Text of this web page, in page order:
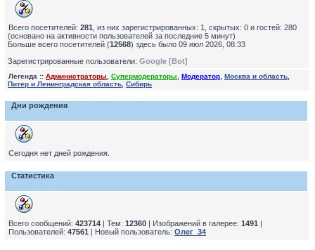
Всего посетителей: 281 , из них зарегистрированных: 1, скрытых: 0 и гостей: 280
(основано на активности пользователей за последние 5 минут)
Больше всего посетителей (12568) здесь было 09 июл 2026, 08:33
Зарегистрированные пользователи: Google [Bot]
Легенда :: Администраторы Супермодераторы Модератор Москва и область
Питер и Ленинградская область Сибирь
Дни рождения
Сегодня нет дней рождения.
Статистика
Всего сообщений: 423714 | Тем: 12360 | Изображений в галерее: 1491 |
Пользователей: 47561 | Новый пользователь: Олег_34